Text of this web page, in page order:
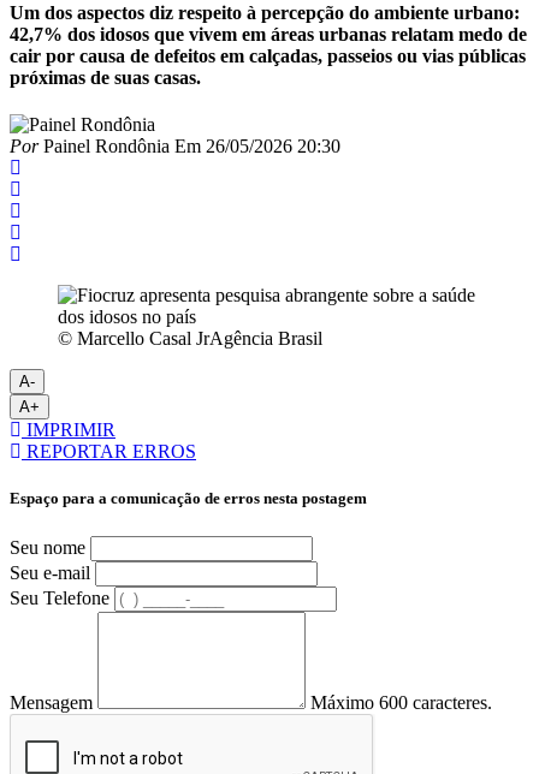
Um dos aspectos diz respeito à percepção do ambiente urbano:
42,7% dos idosos que vivem em áreas urbanas relatam medo de
cair por causa de defeitos em calçadas, passeios ou vias públicas
próximas de suas casas.
PorPainel Rondônia Em 26/05/2026 20:30
© Marcello Casal JrAgência Brasil
A-
A+
IMPRIMIR
REPORTAR ERROS
Espaço para a comunicação de erros nesta postagem
Seu nome
Seu e-mail
Seu Telefone
Mensagem Máximo 600 caracteres.